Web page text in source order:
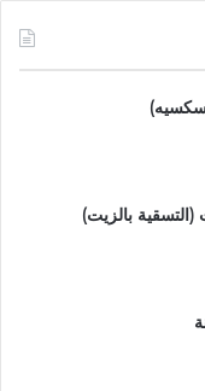
بالزيت)